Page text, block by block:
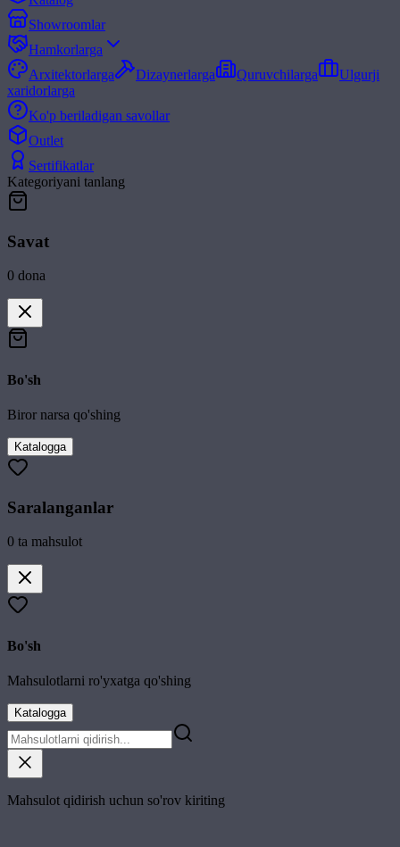
Showroomlar
Hamkorlarga
Arxitektorlarga
Dizaynerlarga Quruvchilarga
Ulgurji
xaridorlarga
Ko'p beriladigan savollar
Outlet
Sertifikatlar
Kategoriyani tanlang
Savat
0 dona
Bo'sh
Biror narsa qo'shing
Katalogga
Saralanganlar
0 ta mahsulot
Bo'sh
Mahsulotlarni ro'yxatga qo'shing
Katalogga
Mahsulot qidirish uchun so'rov kiriting